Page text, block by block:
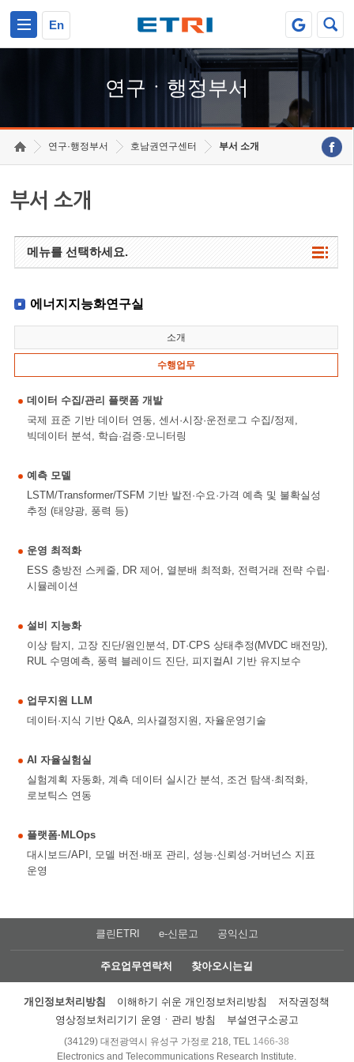
En
연구ㆍ행정부서
연구·행정부서 호남권연구센터 부서 소개
부서 소개
메뉴를 선택하세요.
에너지지능화연구실
소개
수행업무
데이터 수집/관리 플랫폼 개발
국제 표준 기반 데이터 연동, 센서·시장·운전로그 수집/정제,
빅데이터 분석, 학습·검증·모니터링
예측 모델
LSTM/Transformer/TSFM 기반 발전·수요·가격 예측 및 불확실성
추정 (태양광, 풍력 등)
운영 최적화
ESS 충방전 스케줄, DR 제어, 열분배 최적화, 전력거래 전략 수립·
시뮬레이션
설비 지능화
이상 탐지, 고장 진단/원인분석, DT·CPS 상태추정(MVDC 배전망),
RUL 수명예측, 풍력 블레이드 진단, 피지컬AI 기반 유지보수
업무지원 LLM
데이터·지식 기반 Q&A, 의사결정지원, 자율운영기술
AI 자율실험실
실험계획 자동화, 계측 데이터 실시간 분석, 조건 탐색·최적화,
로보틱스 연동
플랫폼·MLOps
대시보드/API, 모델 버전·배포 관리, 성능·신뢰성·거버넌스 지표
운영
클린ETRI e-신문고 공익신고
주요업무연락처 찾아오시는길
개인정보처리방침 이해하기 쉬운 개인정보처리방침
저작권정책
영상정보처리기기 운영ㆍ관리 방침
부설연구소공고
(34129) 대전광역시 유성구 가정로 218, TEL 1466-38
Electronics and Telecommunications Research Institute.